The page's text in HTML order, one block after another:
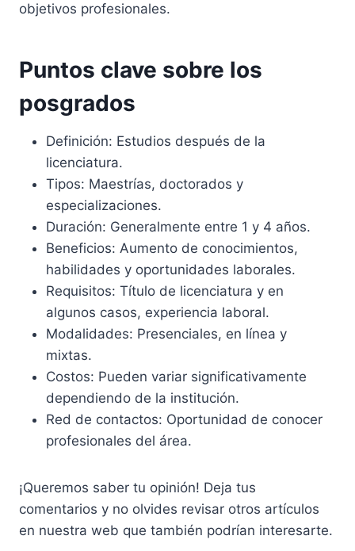
objetivos profesionales.
Puntos clave sobre los
posgrados
Definición: Estudios después de la
licenciatura.
Tipos: Maestrías, doctorados y
especializaciones.
Duración: Generalmente entre 1 y 4 años.
Beneficios: Aumento de conocimientos,
habilidades y oportunidades laborales.
Requisitos: Título de licenciatura y en
algunos casos, experiencia laboral.
Modalidades: Presenciales, en línea y
mixtas.
Costos: Pueden variar significativamente
dependiendo de la institución.
Red de contactos: Oportunidad de conocer
profesionales del área.
¡Queremos saber tu opinión! Deja tus
comentarios y no olvides revisar otros artículos
en nuestra web que también podrían interesarte.